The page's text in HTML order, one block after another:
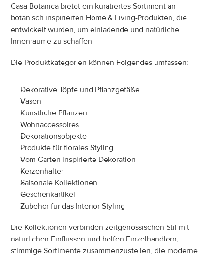
Casa Botanica bietet ein kuratiertes Sortiment an
botanisch inspirierten Home & Living-Produkten, die
entwickelt wurden, um einladende und natürliche
Innenräume zu schaffen.
Die Produktkategorien können Folgendes umfassen:
Dekorative Töpfe und Pflanzgefäße
Vasen
Künstliche Pflanzen
Wohnaccessoires
Dekorationsobjekte
Produkte für florales Styling
Vom Garten inspirierte Dekoration
Kerzenhalter
Saisonale Kollektionen
Geschenkartikel
Zubehör für das Interior Styling
Die Kollektionen verbinden zeitgenössischen Stil mit
natürlichen Einflüssen und helfen Einzelhändlern,
stimmige Sortimente zusammenzustellen, die moderne